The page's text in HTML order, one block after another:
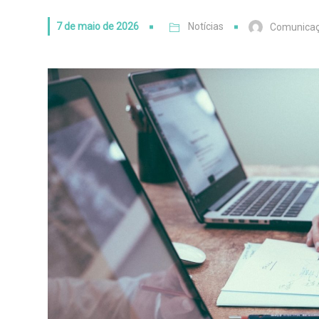
7 de maio de 2026 Notícias